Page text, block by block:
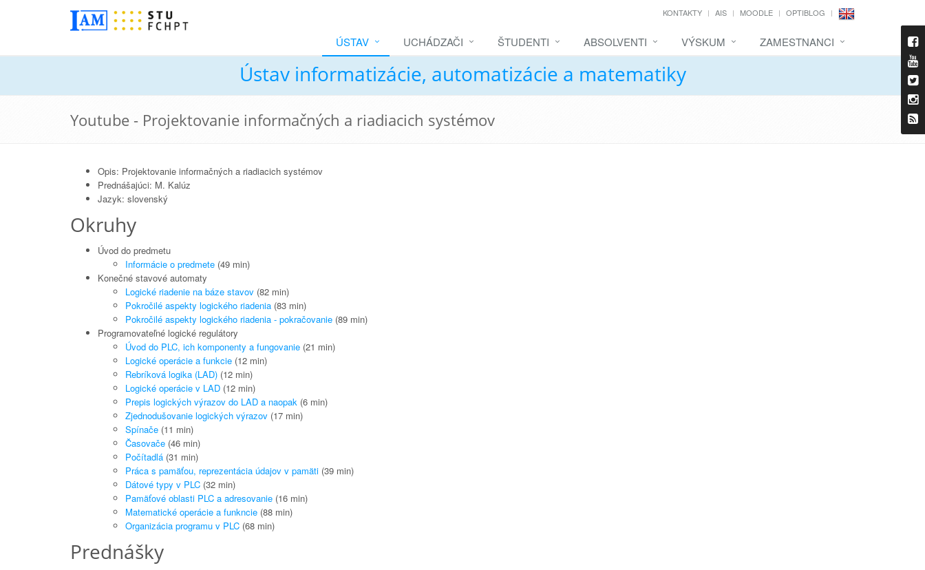
KONTAKTY AIS MOODLE OPTIBLOG
ÚSTAV UCHÁDZAČI ŠTUDENTI ABSOLVENTI VÝSKUM ZAMESTNANCI
Ústav informatizácie, automatizácie a matematiky
Youtube - Projektovanie informačných a riadiacich systémov
Opis: Projektovanie informačných a riadiacich systémov
Prednášajúci: M. Kalúz
Jazyk: slovenský
Okruhy
Úvod do predmetu
Informácie o predmete (49 min)
Konečné stavové automaty
Logické riadenie na báze stavov (82 min)
Pokročilé aspekty logického riadenia (83 min)
Pokročilé aspekty logického riadenia - pokračovanie (89 min)
Programovateľné logické regulátory
Úvod do PLC, ich komponenty a fungovanie (21 min)
Logické operácie a funkcie (12 min)
Rebríková logika (LAD) (12 min)
Logické operácie v LAD (12 min)
Prepis logických výrazov do LAD a naopak (6 min)
Zjednodušovanie logických výrazov (17 min)
Spínače (11 min)
Časovače (46 min)
Počítadlá (31 min)
Práca s pamäťou, reprezentácia údajov v pamäti (39 min)
Dátové typy v PLC (32 min)
Pamäťové oblasti PLC a adresovanie (16 min)
Matematické operácie a funkncie (88 min)
Organizácia programu v PLC (68 min)
Prednášky